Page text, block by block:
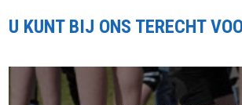
U KUNT BIJ ONS TERECHT